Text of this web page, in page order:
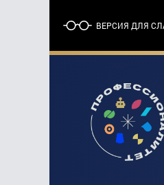
ВЕРСИЯ ДЛЯ